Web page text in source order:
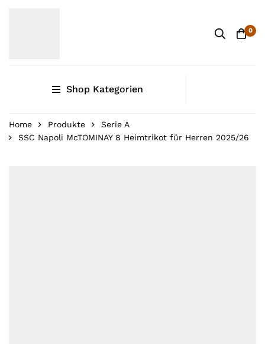
0
Shop Kategorien
Home Produkte
Serie A
SSC Napoli McTOMINAY 8 Heimtrikot für Herren 2025/26